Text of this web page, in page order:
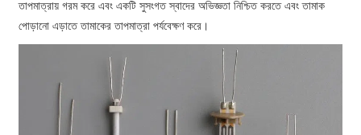
তাপমাত্রায় গরম করে এবং একটি সুসংগত স্বাদের অভিজ্ঞতা নিশ্চিত করতে এবং তামাক
পোড়ানো এড়াতে তামাকের তাপমাত্রা পর্যবেক্ষণ করে।